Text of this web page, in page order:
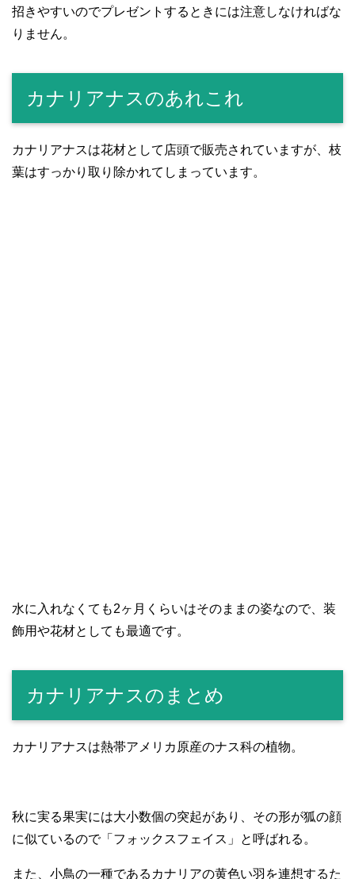
招きやすいのでプレゼントするときには注意しなければな
りません。
カナリアナスのあれこれ
カナリアナスは花材として店頭で販売されていますが、枝
葉はすっかり取り除かれてしまっています。
水に入れなくても2ヶ月くらいはそのままの姿なので、装
飾用や花材としても最適です。
カナリアナスのまとめ
カナリアナスは熱帯アメリカ原産のナス科の植物。
秋に実る果実には大小数個の突起があり、その形が狐の顔
に似ているので「フォックスフェイス」と呼ばれる。
また、小鳥の一種であるカナリアの黄色い羽を連想するた